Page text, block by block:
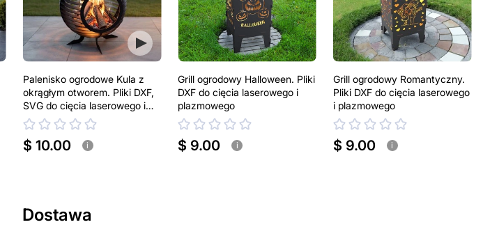
Palenisko ogrodowe Kula z
okrągłym otworem. Pliki DXF,
SVG do cięcia laserowego i
plazmowego
$ 10.00 i
Grill ogrodowy Halloween. Pliki
DXF do cięcia laserowego i
plazmowego
$ 9.00 i
Grill ogrodowy Romantyczny.
Pliki DXF do cięcia laserowego
i plazmowego
$ 9.00 i
Dostawa